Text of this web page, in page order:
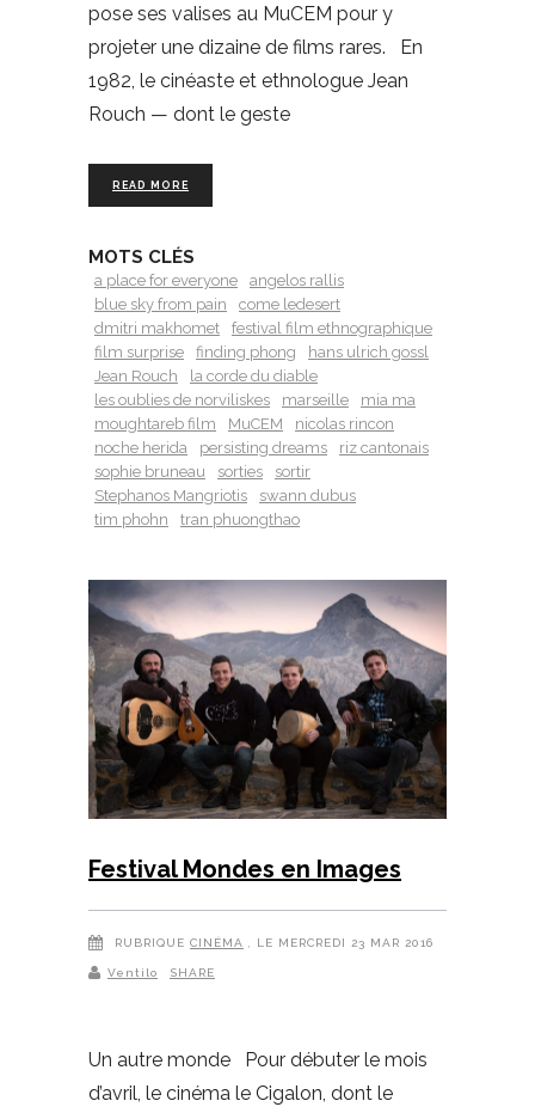
pose ses valises au MuCEM pour y
projeter une dizaine de films rares. En
1982, le cinéaste et ethnologue Jean
Rouch — dont le geste
READ MORE
MOTS CLÉS
a place for everyone
angelos rallis
blue sky from pain
come ledesert
dmitri makhomet
festival film ethnographique
film surprise
finding phong
hans ulrich gossl
Jean Rouch
la corde du diable
les oublies de norviliskes
marseille
mia ma
moughtareb film
MuCEM
nicolas rincon
noche herida
persisting dreams
riz cantonais
sophie bruneau
sorties
sortir
Stephanos Mangriotis
swann dubus
tim phohn
tran phuongthao
Festival Mondes en Images
RUBRIQUE CINÉMA , LE MERCREDI 23 MAR 2016
Ventilo SHARE
Un autre monde Pour débuter le mois
d’avril, le cinéma le Cigalon, dont le